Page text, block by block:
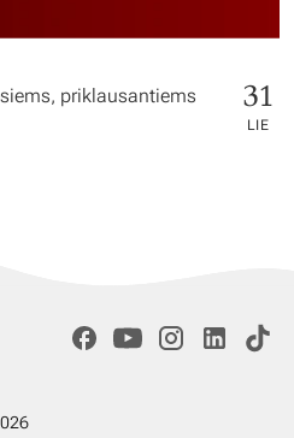
priklausantiems
31
LIE